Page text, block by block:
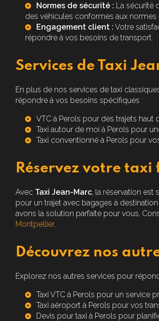
Normes de sécurité : La sécurité
des véhicules conformes aux normes
Engagement client : Votre
répondre à vos besoins de transport.
Services de Taxi
En plus de nos services de taxi
répondre à vos besoins spécifiques :
VTC à Perols pour des trajets haut
Taxi autour de moi à Perols pour
Taxi conventionné à Perols pour
Réservez votre taxi
Avec Taxi Jean-Marc, la réservation est
pour un trajet avec bagages à
avons la solution parfaite pour vous.
Montpellier.
Découvrez nos
Explorez nos autres services pour
Taxi VTC à Perols pour un service
Taxi aéroport à Perols pour vos
Devis pour taxi à Perols pour